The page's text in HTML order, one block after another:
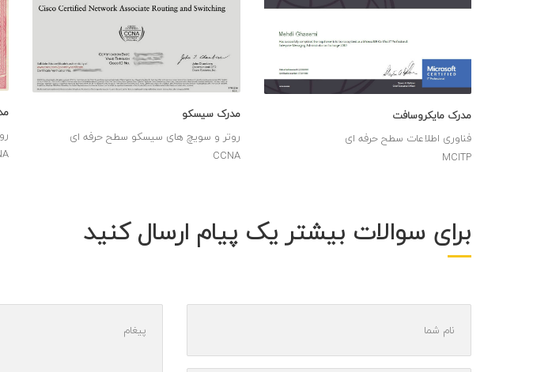
مدرک سیسکو
روتر و سویچ های سیسکو سطح حرفه ای
CCNA
مدرک مایکروسافت
فناوری اطلاعات سطح حرفه ای
MCITP
برای سوالات بیشتر یک پیام ارسال کنید